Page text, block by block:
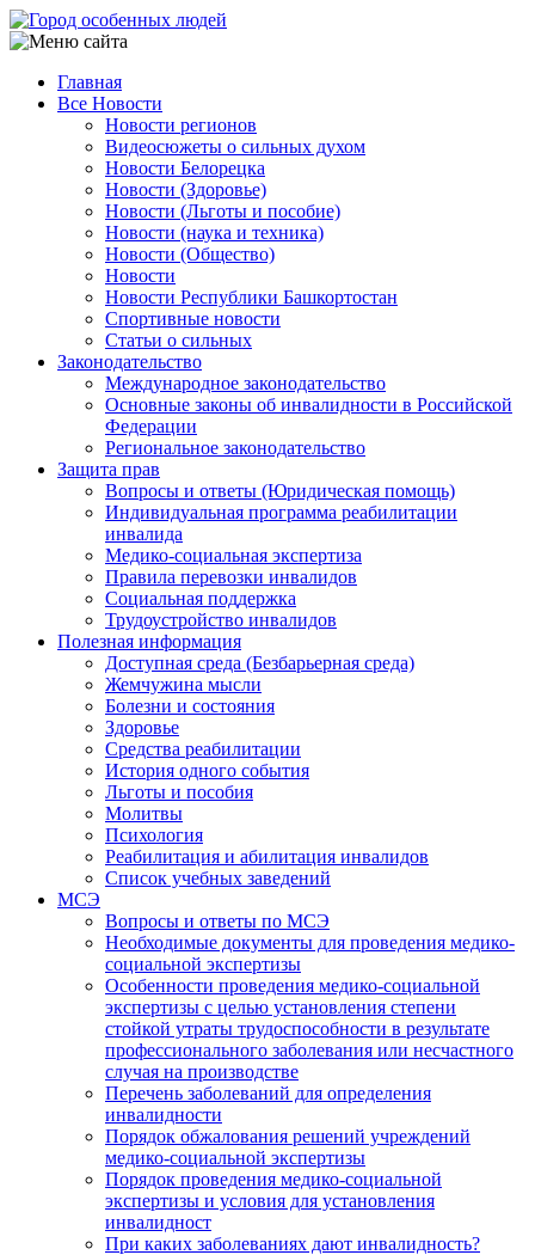
Перейти
к
содержанию
Main
navigation
Главная
Все Новости
Новости регионов
Видеосюжеты о сильных духом
Новости Белорецка
Новости (Здоровье)
Новости (Льготы и пособие)
Новости (наука и техника)
Новости (Общество)
Новости
Новости Республики Башкортостан
Спортивные новости
Статьи о сильных
Законодательство
Международное законодательство
Основные законы об инвалидности в Российской
Федерации
Региональное законодательство
Защита прав
Вопросы и ответы (Юридическая помощь)
Индивидуальная программа реабилитации
инвалида
Медико-социальная экспертиза
Правила перевозки инвалидов
Социальная поддержка
Трудоустройство инвалидов
Полезная информация
Доступная среда (Безбарьерная среда)
Жемчужина мысли
Болезни и состояния
Здоровье
Средства реабилитации
История одного события
Льготы и пособия
Молитвы
Психология
Реабилитация и абилитация инвалидов
Список учебных заведений
МСЭ
Вопросы и ответы по МСЭ
Необходимые документы для проведения медико-
социальной экспертизы
Особенности проведения медико-социальной
экспертизы с целью установления степени
стойкой утраты трудоспособности в результате
профессионального заболевания или несчастного
случая на производстве
Перечень заболеваний для определения
инвалидности
Порядок обжалования решений учреждений
медико-социальной экспертизы
Порядок проведения медико-социальной
экспертизы и условия для установления
инвалидност
При каких заболеваниях дают инвалидность?